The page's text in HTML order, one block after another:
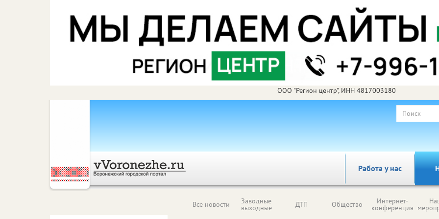
ООО "Регион центр", ИНН 4817003180
Работа у нас
Все новости Заводные
выходные ДТП Общество Интернет-
конференция